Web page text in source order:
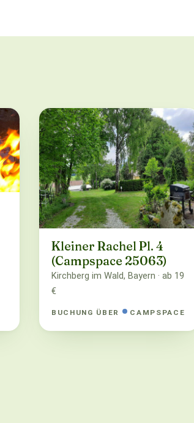
Kleiner Rachel Pl. 4
(Campspace 25063)
Kirchberg im Wald, Bayern · ab 19
€
BUCHUNG ÜBER CAMPSPACE